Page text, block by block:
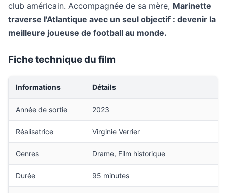
club américain. Accompagnée de sa mère, Marinette
traverse l'Atlantique avec un seul objectif : devenir la
meilleure joueuse de football au monde.
Fiche technique du film
Informations Détails
Année de sortie 2023
Réalisatrice Virginie Verrier
Genres Drame, Film historique
Durée 95 minutes